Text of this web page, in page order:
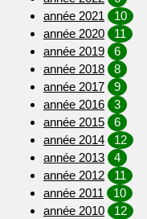
année 2021
10
année 2020
11
année 2019
6
année 2018
8
année 2017
9
année 2016
3
année 2015
6
année 2014
12
année 2013
4
année 2012
11
année 2011
10
année 2010
12